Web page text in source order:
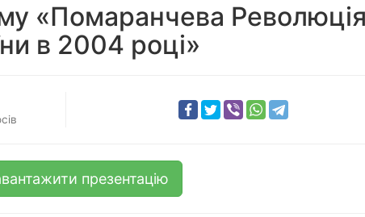
«Помаранчева
в 2004 році»
презентацію